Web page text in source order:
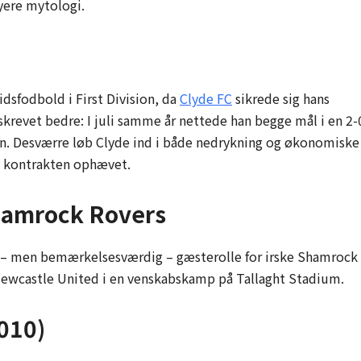
mytologi.
i First Division, daClyde FC sikrede sig hans
bedre: I juli samme år nettede han begge mål i en
Desværre løb Clyde ind i både nedrykning og økonomiske
kontrakten ophævet.
Rovers
men bemærkelsesværdig – gæsterolle for irske Shamrock
United i en venskabskamp på Tallaght Stadium.